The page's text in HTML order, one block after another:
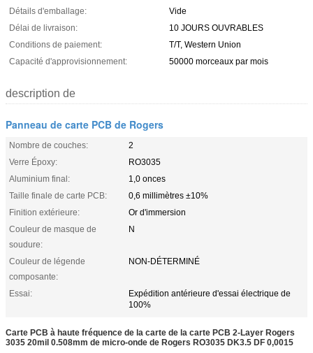
Détails d'emballage:
Vide
Délai de livraison:
10 JOURS OUVRABLES
Conditions de paiement:
T/T, Western Union
Capacité d'approvisionnement:
50000 morceaux par mois
description de
Panneau de carte PCB de Rogers
Nombre de couches:
2
Verre Époxy:
RO3035
Aluminium final:
1,0 onces
Taille finale de carte PCB:
0,6 millimètres ±10%
Finition extérieure:
Or d'immersion
Couleur de masque de
soudure:
N
Couleur de légende
composante:
NON-DÉTERMINÉ
Essai:
Expédition antérieure d'essai électrique de
100%
Carte PCB à haute fréquence de la carte de la carte PCB 2-Layer Rogers
3035 20mil 0.508mm de micro-onde de Rogers RO3035 DK3.5 DF 0,0015